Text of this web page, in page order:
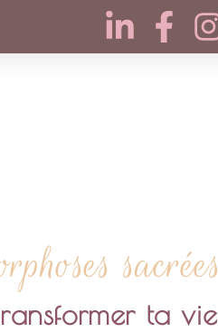
sacrées
ta vie